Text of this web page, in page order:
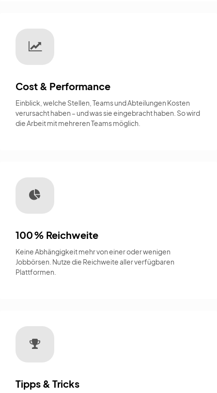
Cost & Performance
Einblick, welche Stellen, Teams und Abteilungen Kosten
verursacht haben – und was sie eingebracht haben. So wird
die Arbeit mit mehreren Teams möglich.
100 % Reichweite
Keine Abhängigkeit mehr von einer oder wenigen
Jobbörsen. Nutze die Reichweite aller verfügbaren
Plattformen.
Tipps & Tricks